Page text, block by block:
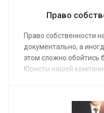
Право
Право собственности
документально, а
этом сложно обойтись
Юристы нашей
по средней стоимости